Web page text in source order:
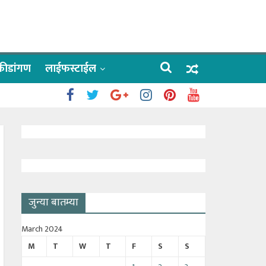
लाईफस्टाईल
दर्शन
जुन्या बातम्या
March 2024
M
T W T F S
S